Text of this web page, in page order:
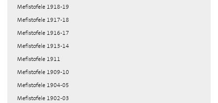
Mefistofele 1918-19
Mefistofele 1917-18
Mefistofele 1916-17
Mefistofele 1913-14
Mefistofele 1911
Mefistofele 1909-10
Mefistofele 1904-05
Mefistofele 1902-03